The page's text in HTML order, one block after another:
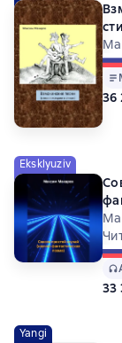
36
Eksklyuziv
33
Yangi